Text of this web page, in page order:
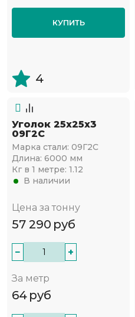
КУПИТЬ
4
Уголок 25х25х3
09Г2С
Марка стали: 09Г2С
Длина: 6000 мм
Кг в 1 метре: 1.12
В наличии
Цена за тонну
57 290 руб
− +
За метр
64 руб